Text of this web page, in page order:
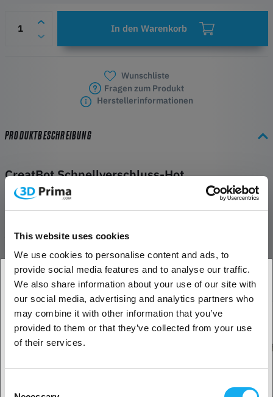
This website uses cookies
We use cookies to personalise content and ads, to
provide social media features and to analyse our traffic.
We also share information about your use of our site with
our social media, advertising and analytics partners who
may combine it with other information that you’ve
provided to them or that they’ve collected from your use
of their services.
In den Warenkorb
Wunschliste
Fragen zum Produkt
Herstellerinformationen
PRODUKTBESCHREIBUNG
CreatBot Schnellverschluss-Hot
Schnellverschluss-Hot End für CreatBot F1000. Ausgestattet mit
BEWERTUNGEN
Weitere passende Prdoukte
1. Sind Sie Geschäftskunde oder Privatkunde?
Geschäftskunde
Privatkunde